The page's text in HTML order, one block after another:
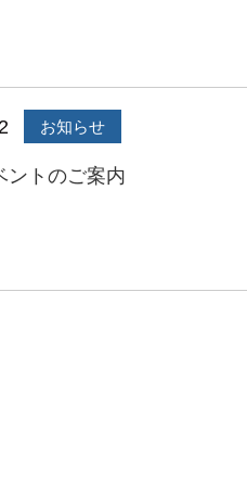
お知らせ
ントのご案内